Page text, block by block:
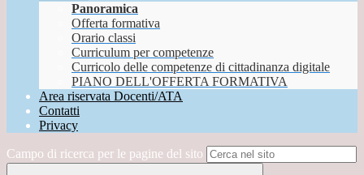
Panoramica
Offerta formativa
Orario classi
Curriculum per competenze
Curricolo delle competenze di cittadinanza digitale
PIANO DELL'OFFERTA FORMATIVA
Area riservata Docenti/ATA
Contatti
Privacy
Campo di ricerca per le pagine del sito